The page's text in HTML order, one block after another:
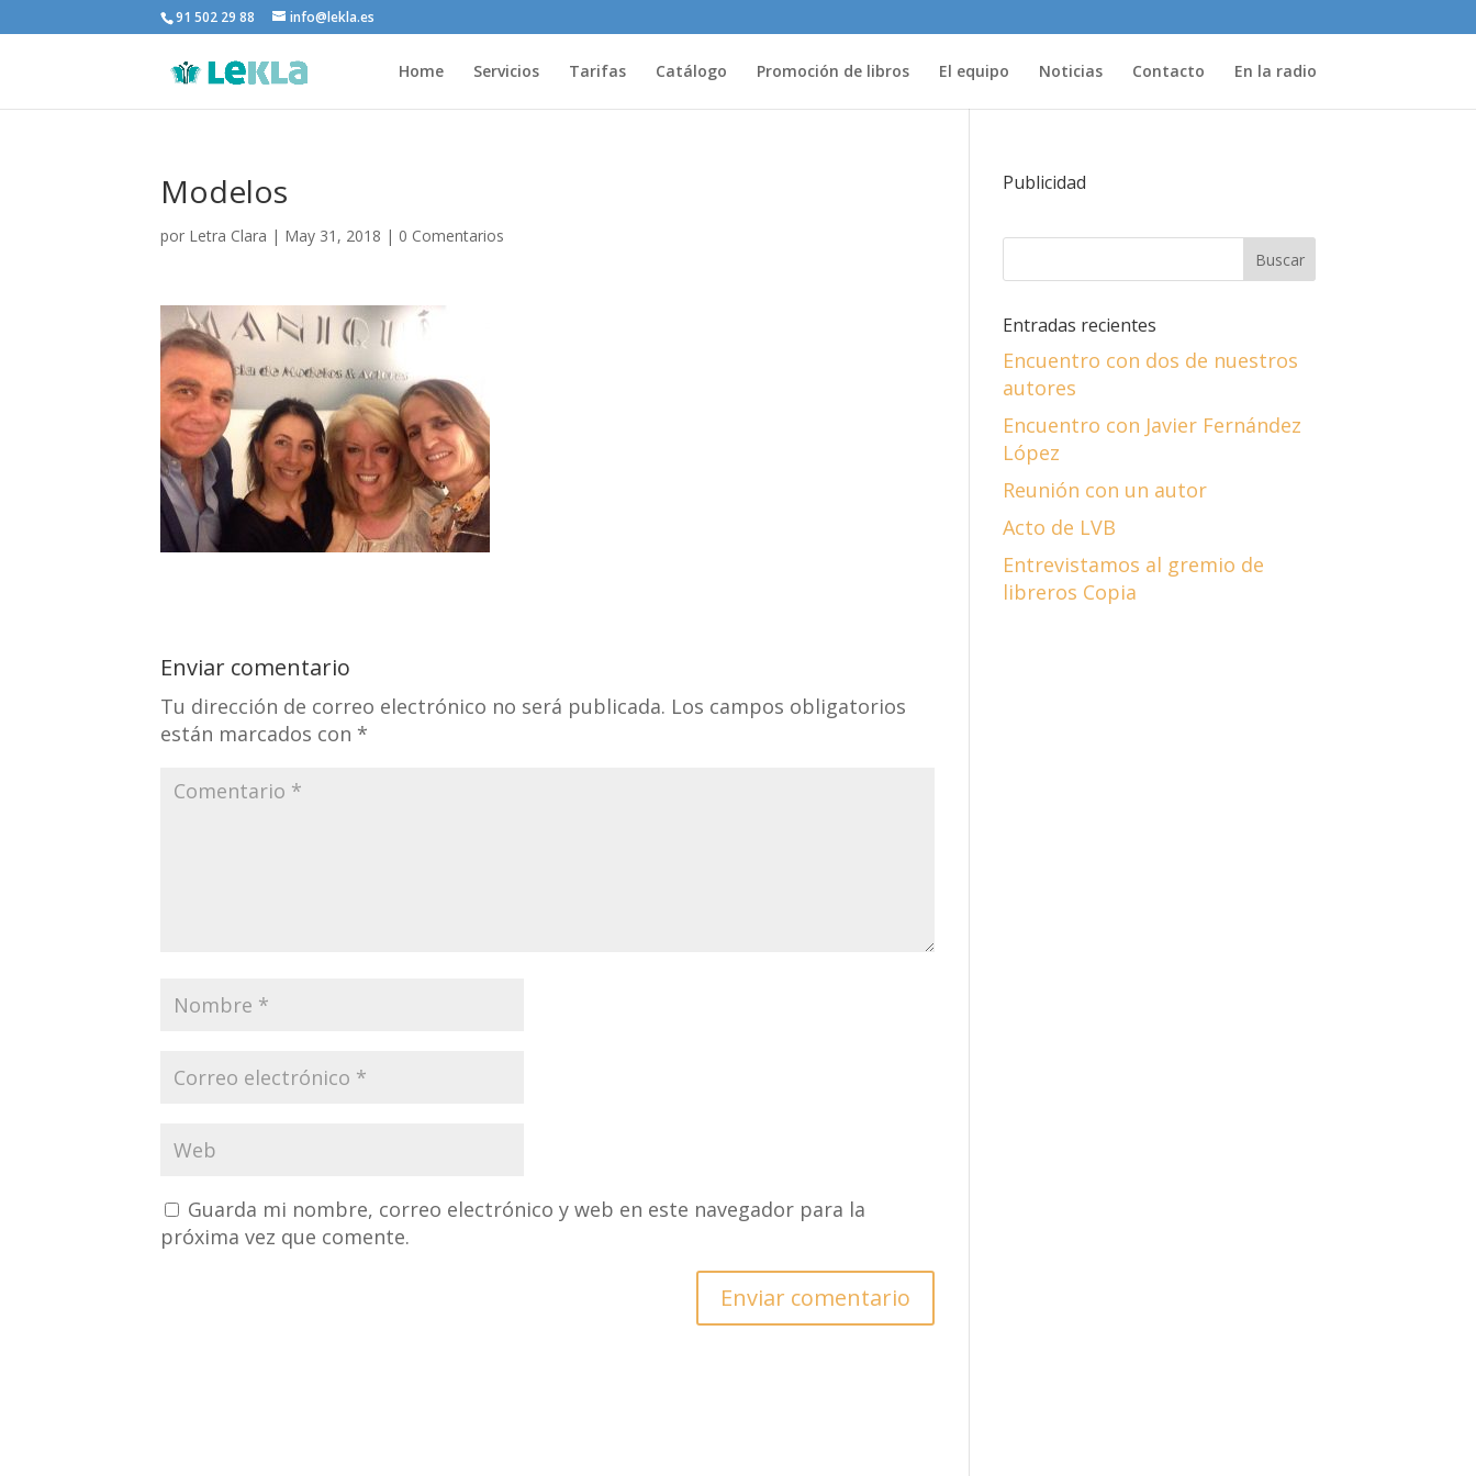
91 502 29 88 info@lekla.es
Home Servicios Tarifas Catálogo Promoción de libros El equipo Noticias Contacto En la radio
Modelos
por Letra Clara | May 31, 2018 | 0 Comentarios
Enviar comentario
Tu dirección de correo electrónico no será publicada. Los campos obligatorios
están marcados con *
Guarda mi nombre, correo electrónico y web en este navegador para la
próxima vez que comente.
Publicidad
Entradas recientes
Encuentro con dos de nuestros
autores
Encuentro con Javier Fernández
López
Reunión con un autor
Acto de LVB
Entrevistamos al gremio de
libreros Copia